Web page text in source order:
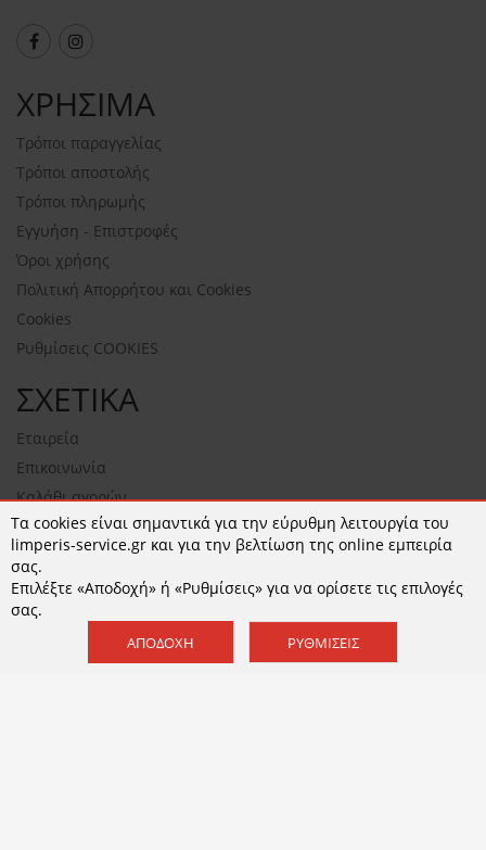
ΧΡΗΣΙΜΑ
Τρόποι παραγγελίας
Τρόποι αποστολής
Τρόποι πληρωμής
Εγγυήση - Επιστροφές
Όροι χρήσης
Πολιτική Απορρήτου και Cookies
Cookies
Ρυθμίσεις COOKIES
ΣΧΕΤΙΚΑ
Εταιρεία
Επικοινωνία
Καλάθι αγορών
NEWSLETTER
ΕΓΓΡΑΦΉ
Αποδέχομαι τουςόρους χρήσηςκαι τηνΠολιτική
Τα cookies είναι σημαντικά για την εύρυθμη λειτουργία του
limperis-service.gr και για την βελτίωση της online εμπειρία
σας.
Επιλέξτε «Αποδοχή» ή «Ρυθμίσεις» για να ορίσετε τις επιλογές
σας.
ΑΠΟΔΟΧΉ ΡΥΘΜΊΣΕΙΣ